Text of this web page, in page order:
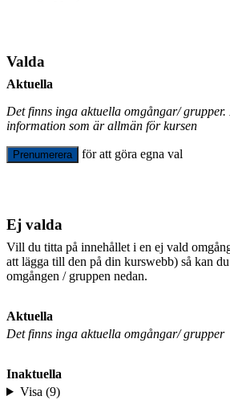
Valda
Aktuella
Det finns inga aktuella omgångar/
information som är allmän för kursen
Prenumerera för att göra egna val
Ej valda
Vill du titta på innehållet i en ej vald
att lägga till den på din kurswebb) så kan
omgången / gruppen nedan.
Aktuella
Det finns inga aktuella omgångar/ grupper
Inaktuella
Visa (9)